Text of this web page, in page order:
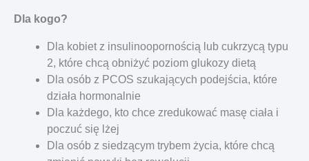
Dla kogo?
Dla kobiet z insulinoopornością lub cukrzycą typu
2, które chcą obniżyć poziom glukozy dietą
Dla osób z PCOS szukających podejścia, które
działa hormonalnie
Dla każdego, kto chce zredukować masę ciała i
poczuć się lżej
Dla osób z siedzącym trybem życia, które chcą